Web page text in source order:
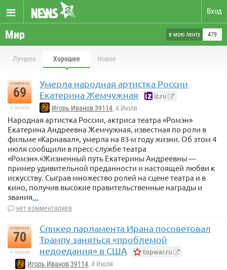
Вход
Мир в мою ленту 479
Лучшее Хорошее Новое
отметили
69
в архиве
Умерла народная артистка России
Екатерина Жемчужная
iz.ru
Игорь Иванов 39114, 4 Июля
Народная артистка России, актриса театра «Ромэн»
Екатерина Андреевна Жемчужная, известная по роли в
фильме «Карнавал», умерла на 83-м году жизни. Об этом 4
июля сообщили в пресс-службе театра
«Ромэн».«Жизненный путь Екатерины Андреевны —
пример удивительной преданности и настоящей любви к
искусству. Сыграв множество ролей на сцене театра и в
кино, получив высокие правительственные награды и
звания...
нет комментариев
отметили
70
в архиве
Спикер парламента Ирана посоветовал
Трампу заняться «проблемой
недоедания» в США
topwar.ru
Игорь Иванов 39114, 4 Июля